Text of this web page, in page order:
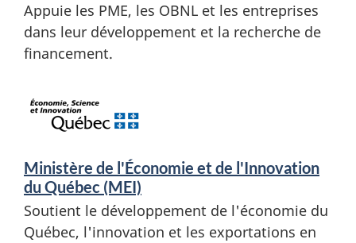
Appuie les PME, les OBNL et les entreprises
dans leur développement et la recherche de
financement.
Ministère de l'Économie et de l'Innovation
du Québec (MEI)
Soutient le développement de l'économie du
Québec, l'innovation et les exportations en